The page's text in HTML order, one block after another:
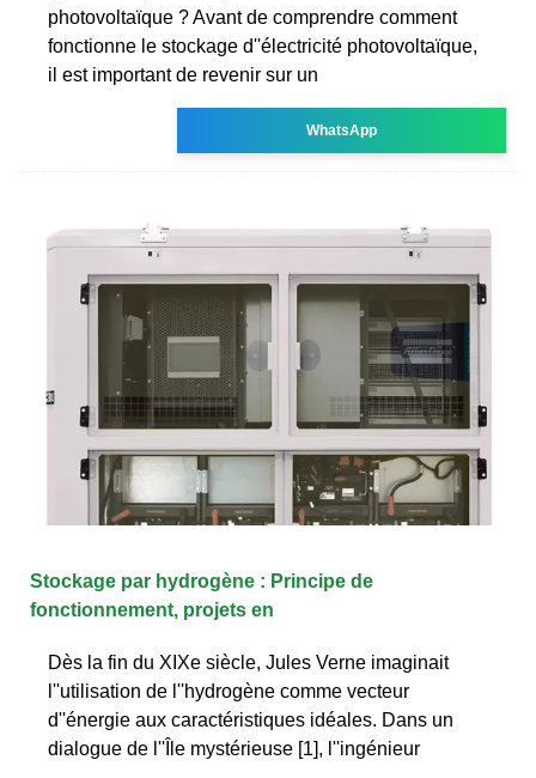
photovoltaïque ? Avant de comprendre comment
fonctionne le stockage d''électricité photovoltaïque,
il est important de revenir sur un
WhatsApp
Stockage par hydrogène : Principe de
fonctionnement, projets en
Dès la fin du XIXe siècle, Jules Verne imaginait
l''utilisation de l''hydrogène comme vecteur
d''énergie aux caractéristiques idéales. Dans un
dialogue de l''Île mystérieuse [1], l''ingénieur